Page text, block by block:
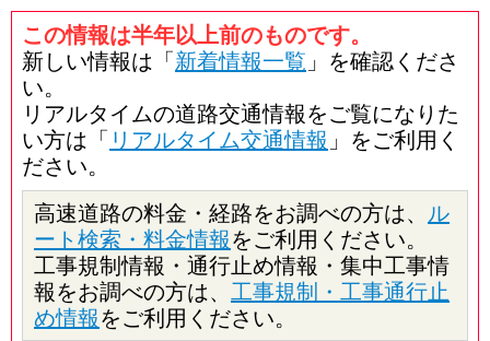
この情報は半年以上前のものです。
新しい情報は「 新着情報一覧 」を確認くださ
い。
リアルタイムの道路交通情報をご覧になりた
い方は「 リアルタイム交通情報 」をご利用く
ださい。
高速道路の料金・経路をお調べの方は、 ル
ート検索・料金情報をご利用ください。
工事規制情報・通行止め情報・集中工事情
報をお調べの方は、 工事規制・工事通行止
め情報をご利用ください。